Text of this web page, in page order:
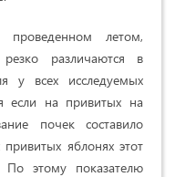
летом,
различаются в
у всех исследуемых
если на привитых на
почек составило
яблонях этот
По этому показателю